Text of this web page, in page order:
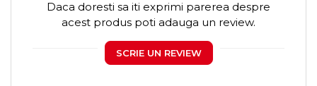
Daca doresti sa iti exprimi parerea despre
acest produs poti adauga un review.
SCRIE UN REVIEW